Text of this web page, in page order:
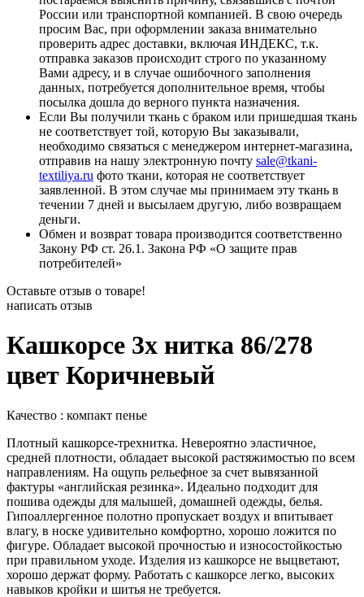
России или транспортной компанией. В свою очередь
просим Вас, при оформлении заказа внимательно
проверить адрес доставки, включая ИНДЕКС, т.к.
отправка заказов происходит строго по указанному
Вами адресу, и в случае ошибочного заполнения
данных, потребуется дополнительное время, чтобы
посылка дошла до верного пункта назначения.
Если Вы получили ткань с браком или пришедшая ткань
не соответствует той, которую Вы заказывали,
необходимо связаться с менеджером интернет-магазина,
отправив на нашу электронную почту sale@tkani-
textiliya.ru фото ткани, которая не соответствует
заявленной. В этом случае мы принимаем эту ткань в
течении 7 дней и высылаем другую, либо возвращаем
деньги.
Обмен и возврат товара производится соответственно
Закону РФ ст. 26.1. Закона РФ «О защите прав
потребителей»
Оставьте отзыв о товаре!
написать отзыв
Кашкорсе 3х нитка 86/278
цвет Коричневый
Качество : компакт пенье
Плотный кашкорсе-трехнитка. Невероятно эластичное,
средней плотности, обладает высокой растяжимостью по всем
направлениям. На ощупь рельефное за счет вывязанной
фактуры «английская резинка». Идеально подходит для
пошива одежды для малышей, домашней одежды, белья.
Гипоаллергенное полотно пропускает воздух и впитывает
влагу, в носке удивительно комфортно, хорошо ложится по
фигуре. Обладает высокой прочностью и износостойкостью
при правильном уходе. Изделия из кашкорсе не выцветают,
хорошо держат форму. Работать с кашкорсе легко, высоких
навыков кройки и шитья не требуется.